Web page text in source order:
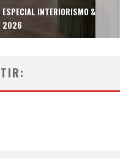
INTERIORISMO &
2026